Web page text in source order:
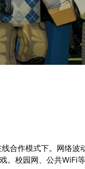
合作模式下。网络波
。校园网、公共WiFi